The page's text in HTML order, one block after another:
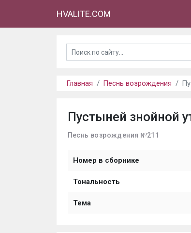
HVALITE.COM
Главная Песнь возрождения
Пустыней знойной
Песнь возрождения №211
Номер в сборнике
Тональность
Тема